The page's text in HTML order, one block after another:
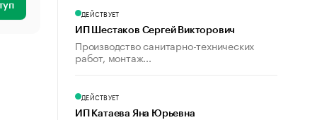
ДЕЙСТВУЕТ
ИП Шестаков Сергей Викторович
Производство санитарно-технических
работ, монтаж...
ДЕЙСТВУЕТ
ИП Катаева Яна Юрьевна